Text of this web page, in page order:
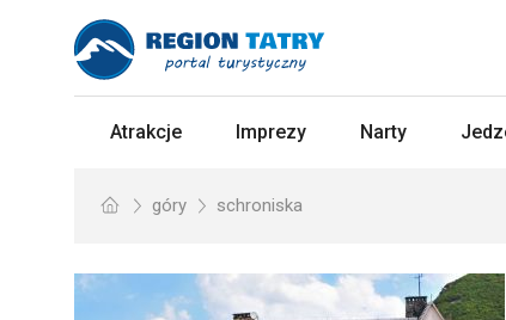
Atrakcje Imprezy Narty
góry schroniska